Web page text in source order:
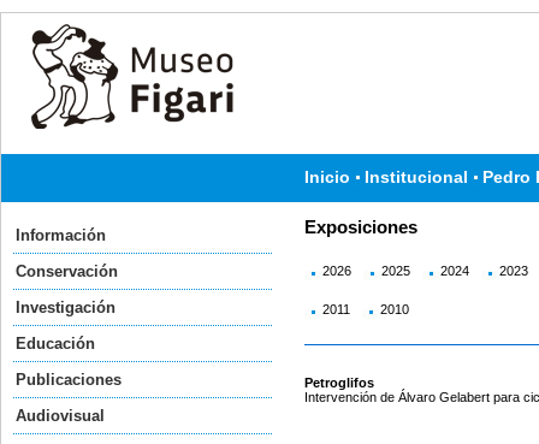
Inicio Institucional Pedro
Información
Conservación
Investigación
Educación
Publicaciones
Audiovisual
Exposiciones
2026 2025 2024 2023
2011 2010
Petroglifos
Intervención de Álvaro Gelabert para